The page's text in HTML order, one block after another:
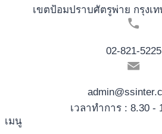
เขตป้อมปราบศัตรูพ่าย กรุงเ
02-821-5225
เวลาทำการ : 8.30 -
เมนู